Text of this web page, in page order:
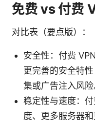
免费 vs 付费
对比表（要点版）：
安全性：付费
更完善的安全特
集或广告注入风险
稳定性与速度：
度、更多服务器